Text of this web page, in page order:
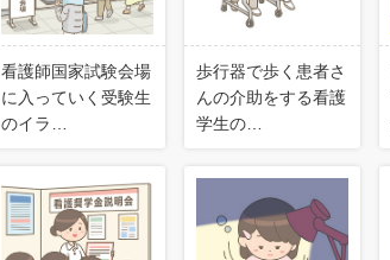
看護師国家試験会場
に入っていく受験生
のイラ…
歩行器で歩く患者さ
んの介助をする看護
学生の…